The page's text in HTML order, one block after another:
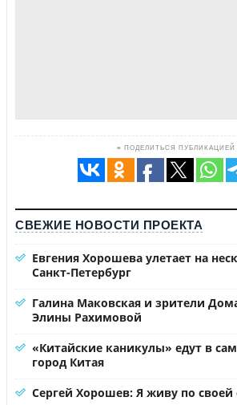
≡ ПОДЕЛИТЬСЯ ПУБЛИКАЦИЕЙ
СВЕЖИЕ НОВОСТИ ПРОЕКТА
Евгения Хорошева улетает на
Санкт-Петербург
Галина Маковская и зрители
Элины Рахимовой
«Китайские каникулы» едут в
город Китая
Сергей Хорошев: Я живу по своей